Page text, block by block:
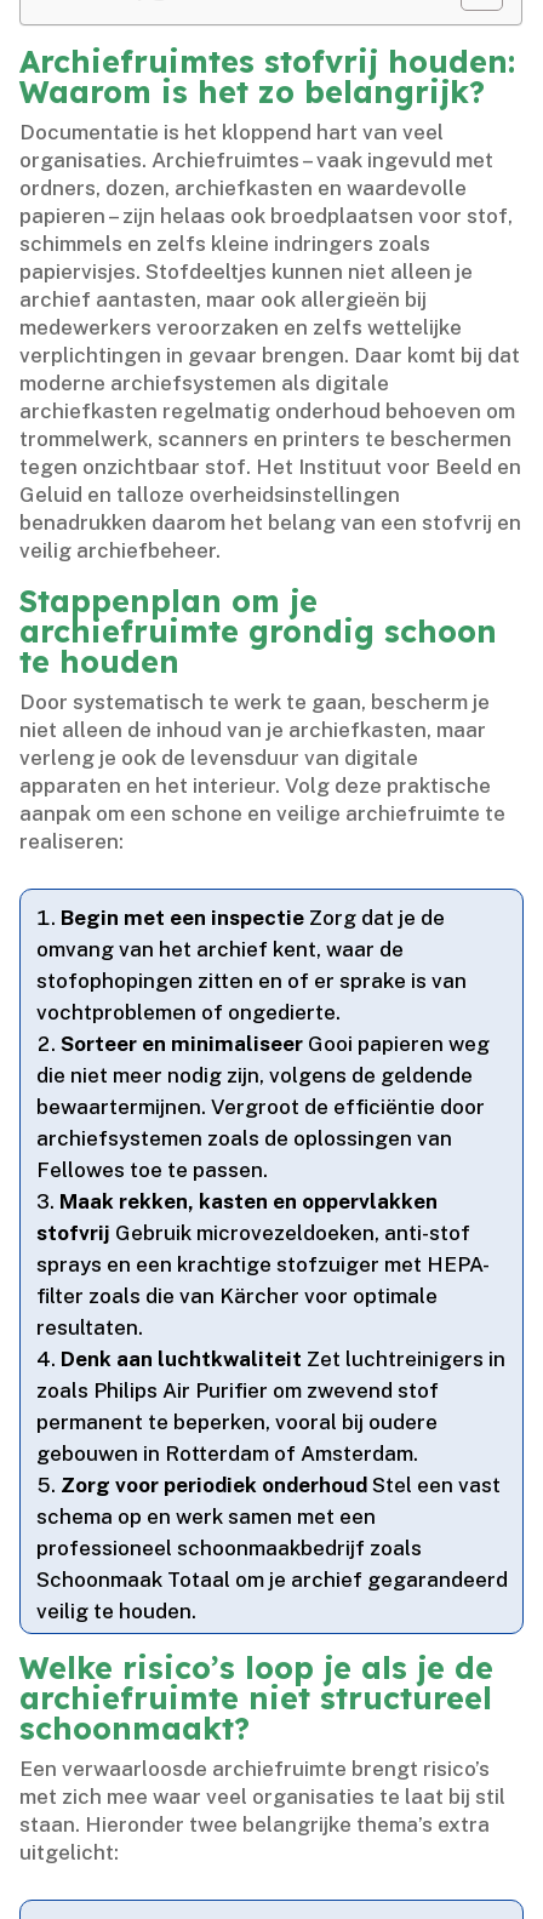
Archiefruimtes stofvrij houden:
Waarom is het zo belangrijk?
Documentatie is het kloppend hart van veel
organisaties.​ Archiefruimtes – vaak ingevuld met
ordners, dozen, archiefkasten en waardevolle
papieren – zijn helaas ook broedplaatsen voor stof,
schimmels en zelfs kleine indringers zoals
papiervisjes.​ Stofdeeltjes kunnen niet alleen je
archief aantasten, maar ook allergieën bij
medewerkers veroorzaken en zelfs wettelijke
verplichtingen in gevaar brengen.​ Daar komt bij dat
moderne archiefsystemen als digitale
archiefkasten regelmatig onderhoud behoeven om
trommelwerk, scanners en printers te beschermen
tegen onzichtbaar stof.​ Het Instituut voor Beeld en
Geluid en talloze overheidsinstellingen
benadrukken daarom het belang van een stofvrij en
veilig archiefbeheer.​
Stappenplan om je
archiefruimte grondig schoon
te houden
Door systematisch te werk te gaan, bescherm je
niet alleen de inhoud van je archiefkasten, maar
verleng je ook de levensduur van digitale
apparaten en het interieur.​ Volg deze praktische
aanpak om een schone en veilige archiefruimte te
realiseren:
Begin met een inspectie Zorg dat je de
omvang van het archief kent, waar de
stofophopingen zitten en of er sprake is van
vochtproblemen of ongedierte.​
Sorteer en minimaliseer Gooi papieren weg
die niet meer nodig zijn, volgens de geldende
bewaartermijnen.​ Vergroot de efficiëntie door
archiefsystemen zoals de oplossingen van
Fellowes toe te passen.​
Maak rekken, kasten en oppervlakken
stofvrij Gebruik microvezeldoeken, anti-stof
sprays en een krachtige stofzuiger met HEPA-
filter zoals die van Kärcher voor optimale
resultaten.​
Denk aan luchtkwaliteit Zet luchtreinigers in
zoals Philips Air Purifier om zwevend stof
permanent te beperken, vooral bij oudere
gebouwen in Rotterdam of Amsterdam.​
Zorg voor periodiek onderhoud Stel een vast
schema op en werk samen met een
professioneel schoonmaakbedrijf zoals
Schoonmaak Totaal om je archief gegarandeerd
veilig te houden.​
Welke risico’s loop je als je de
archiefruimte niet structureel
schoonmaakt?
Een verwaarloosde archiefruimte brengt risico’s
met zich mee waar veel organisaties te laat bij stil
staan.​ Hieronder twee belangrijke thema’s extra
uitgelicht: